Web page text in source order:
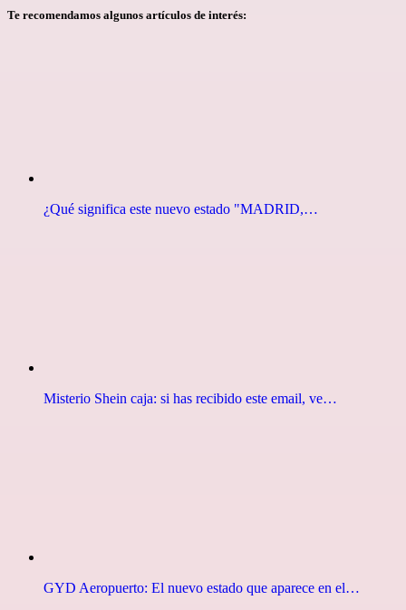
Te recomendamos algunos artículos de interés:
¿Qué significa este nuevo estado "MADRID,…
Misterio Shein caja: si has recibido este email, ve…
GYD Aeropuerto: El nuevo estado que aparece en el…